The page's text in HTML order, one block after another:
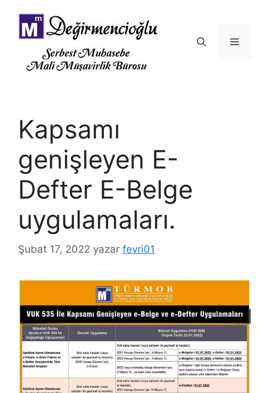
Menü
Kapsamı
genişleyen E-
Defter E-Belge
uygulamaları.
Şubat 17, 2022 yazar fevri01